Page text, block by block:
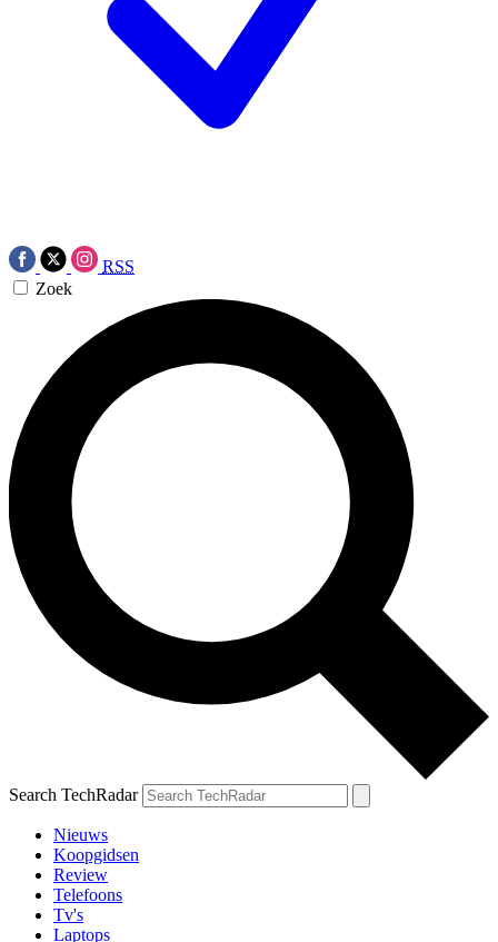
RSS
Zoek
Search TechRadar
Nieuws
Koopgidsen
Review
Telefoons
Tv's
Laptops